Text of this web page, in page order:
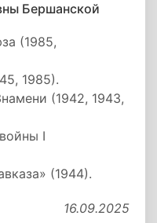
Бершанской
(1985,
1985).
(1942, 1943,
I
(1944).
16.09.2025